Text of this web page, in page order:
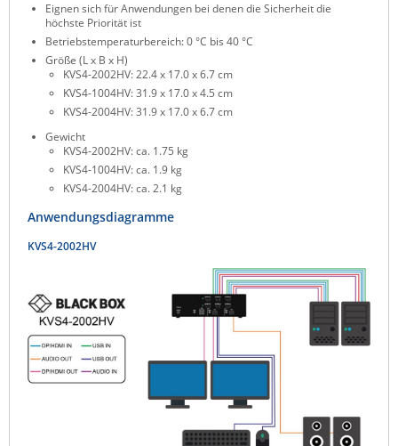
Eignen sich für Anwendungen bei denen die Sicherheit die
höchste Priorität ist
Betriebstemperaturbereich: 0 °C bis 40 °C
Größe (L x B x H)
KVS4-2002HV: 22.4 x 17.0 x 6.7 cm
KVS4-1004HV: 31.9 x 17.0 x 4.5 cm
KVS4-2004HV: 31.9 x 17.0 x 6.7 cm
Gewicht
KVS4-2002HV: ca. 1.75 kg
KVS4-1004HV: ca. 1.9 kg
KVS4-2004HV: ca. 2.1 kg
Anwendungsdiagramme
KVS4-2002HV